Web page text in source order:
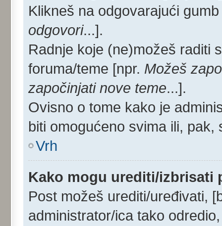
Klikneš na odgovarajući
odgovori...].
Radnje koje (ne)možeš raditi
foruma/teme [npr. Možeš
započinjati nove teme...].
Ovisno o tome kako je
biti omogućeno svima ili,
Vrh
Kako mogu urediti/izbrisati
Post možeš urediti/uređivati,
administrator/ica tako